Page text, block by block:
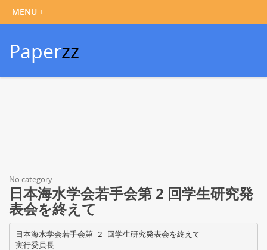
Paperzz
No category
日本海水学会若手会第 2 回学生研究発
表会を終えて
日本海水学会若手会第 2 回学生研究発表会を終えて
実行委員長